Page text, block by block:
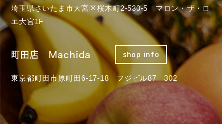
埼玉県さいたま市大宮区桜木町2-530-5 マロン・ザ・ロ
エ大宮1F
町田店 Machida shop info
東京都町田市原町田6-17-18 フジビル87 302